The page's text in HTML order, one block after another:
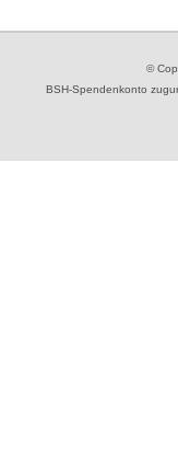
©
BSH-Spendenkonto